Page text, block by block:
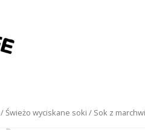
/Świeżo wyciskane soki / Sok z